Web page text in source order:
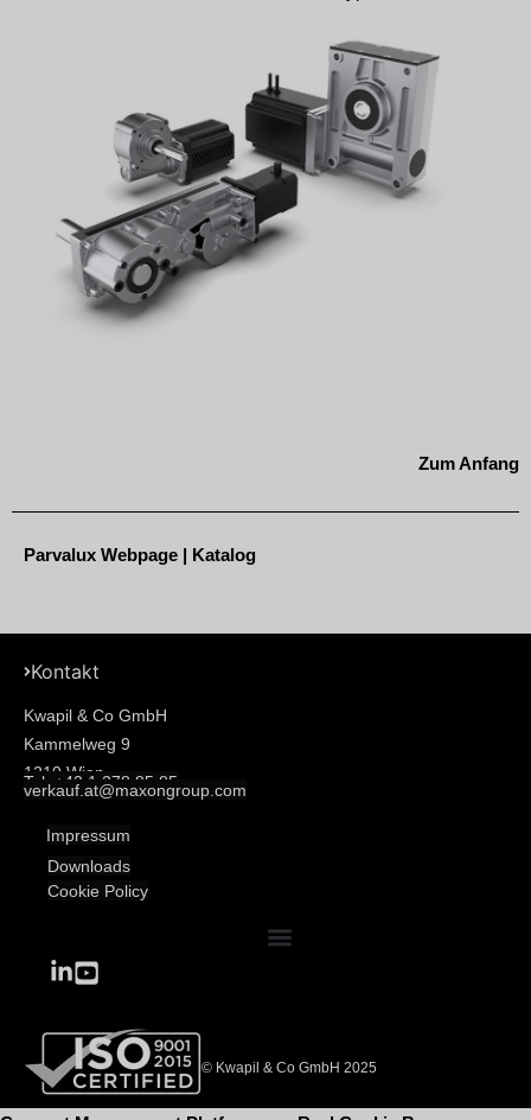
Zum Anfang
Parvalux Webpage | Katalog
Kontakt
Kwapil & Co GmbH
Kammelweg 9
1210 Wien
Tel: +43 1 278 85 85
verkauf.at@maxongroup.com
Impressum
Downloads
Cookie Policy
© Kwapil & Co GmbH 2025